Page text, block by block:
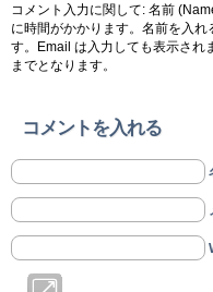
コメント入力に関して: 名前
に時間がかかります。名前を入
す。Email は入力しても表示され
までとなります。
コメントを入れる